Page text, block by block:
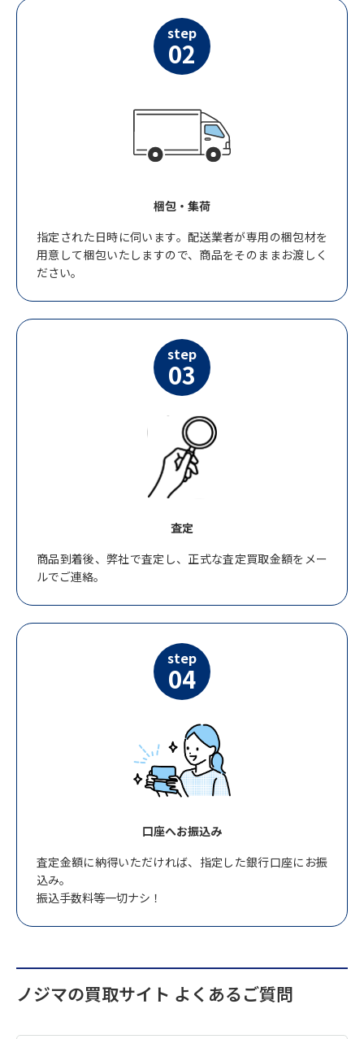
step
02
梱包・集荷
指定された日時に伺います。配送業者が専用の梱包材を
用意して梱包いたしますので、商品をそのままお渡しく
ださい。
step
03
査定
商品到着後、弊社で査定し、正式な査定買取金額をメー
ルでご連絡。
step
04
口座へお振込み
査定金額に納得いただければ、指定した銀行口座にお振
込み。
振込手数料等一切ナシ！
ノジマの買取サイト よくあるご質問